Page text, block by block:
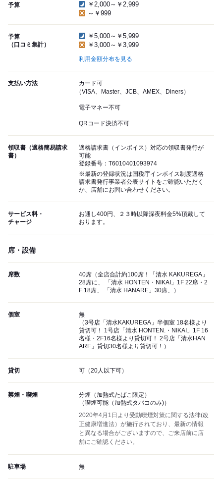
予算
￥2,000～￥2,999
～￥999
予算
（口コミ集計）
￥5,000～￥5,999
￥3,000～￥3,999
利用金額分布を見る
支払い方法
カード可
（VISA、Master、JCB、AMEX、Diners）
電子マネー不可
QRコード決済不可
領収書（適格簡易請求
書）
適格請求書（インボイス）対応の領収書発行が
可能
登録番号：T6010401093974
※最新の登録状況は国税庁インボイス制度適格
請求書発行事業者公表サイトをご確認いただく
か、店舗にお問い合わせください。
サービス料・
チャージ
お通し400円、２３時以降深夜料金5%頂戴して
おります。
席・設備
席数
40席（全店合計約100席！「清水 KAKUREGA」
28席に、 「清水 HONTEN・NIKAI」1F 22席・2
F 18席、 「清水 HANARE」30席、）
個室
無
（3号店「清水KAKUREGA」半個室 18名様より
貸切可！ 1号店「清水 HONTEN.・NIKAI」1F 16
名様・2F16名様より貸切可！ 2号店「清水HAN
ARE」貸切30名様より貸切可！）
貸切 可（20人以下可）
禁煙・喫煙
分煙（加熱式たばこ限定）
（喫煙可能（加熱式タバコのみ)）
2020年4月1日より受動喫煙対策に関する法律(改
正健康増進法）が施行されており、最新の情報
と異なる場合がございますので、ご来店前に店
舗にご確認ください。
駐車場 無